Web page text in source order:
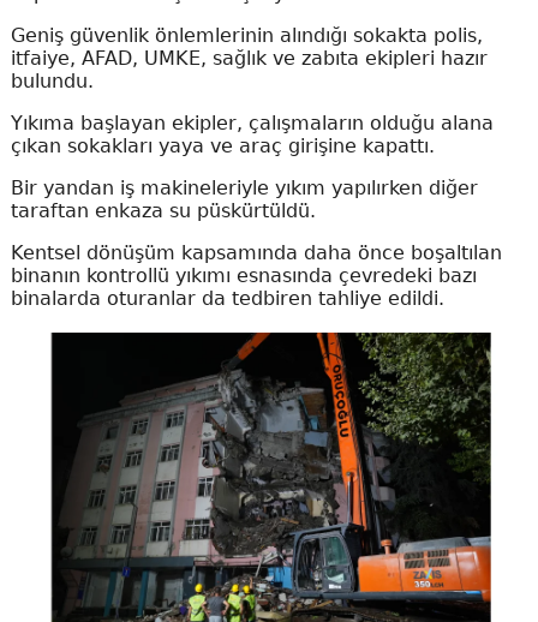
Geniş güvenlik önlemlerinin alındığı sokakta polis,
itfaiye, AFAD, UMKE, sağlık ve zabıta ekipleri hazır
bulundu.
Yıkıma başlayan ekipler, çalışmaların olduğu alana
çıkan sokakları yaya ve araç girişine kapattı.
Bir yandan iş makineleriyle yıkım yapılırken diğer
taraftan enkaza su püskürtüldü.
Kentsel dönüşüm kapsamında daha önce boşaltılan
binanın kontrollü yıkımı esnasında çevredeki bazı
binalarda oturanlar da tedbiren tahliye edildi.